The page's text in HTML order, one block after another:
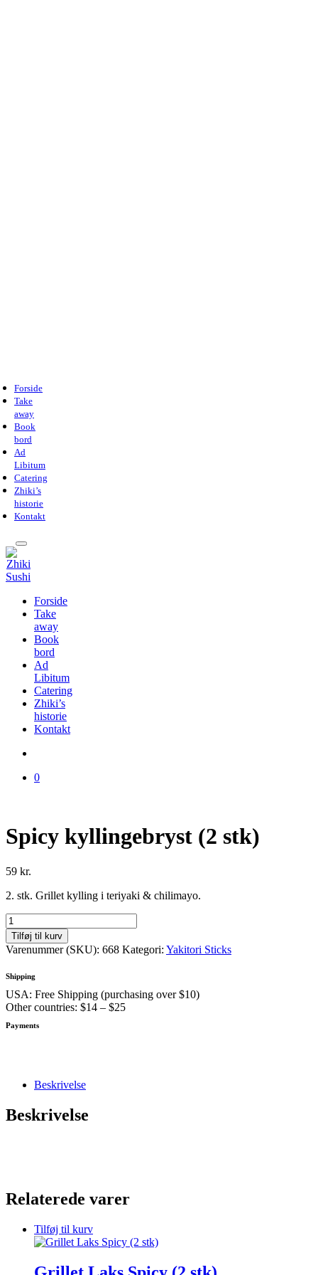
Forside
Take
away
Book
bord
Ad
Libitum
Catering
Zhiki’s
historie
Kontakt
Forside
Take
away
Book
bord
Ad
Libitum
Catering
Zhiki’s
historie
Kontakt
0
Spicy kyllingebryst (2 stk)
59 kr.
2. stk. Grillet kylling i teriyaki & chilimayo.
Spicy
kyllingebryst
(2
stk)
Tilføj til kurv
Varenummer (SKU): 668 Kategori: Yakitori Sticks
Shipping
USA: Free Shipping (purchasing over $10)
Other countries: $14 – $25
Payments
Beskrivelse
Beskrivelse
Relaterede varer
Tilføj til kurv